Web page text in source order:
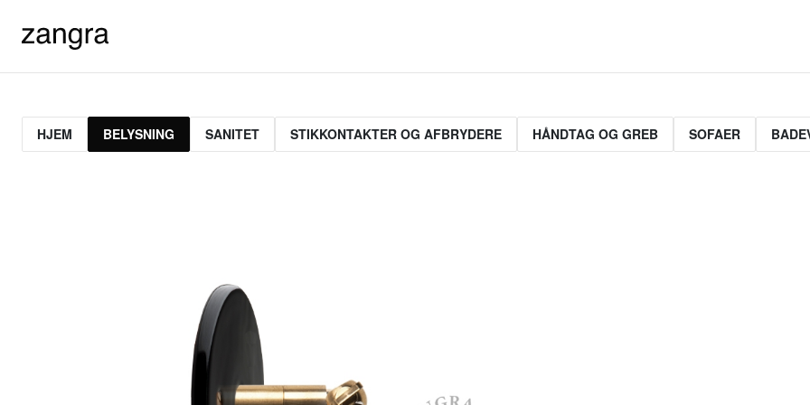
HJEM BELYSNING SANITET STIKKONTAKTER OG AFBRYDERE HÅNDTAG OG GREB SOFAER